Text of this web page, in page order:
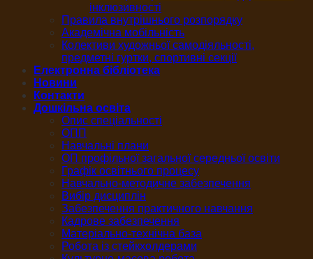
інклюзивності
Правила внутрішнього розпорядку
Академічна мобільність
Колективи художньої самодіяльності,
предметні гуртки, спортивні секції
Електронна бібліотека
Новини
Контакти
Дошкільна освіта
Опис спеціальності
ОПП
Навчальні плани
ОП профільної загальної середньої освіти
Графік освітнього процесу
Навчально-методичне забезпечення
Вибір дисциплін
Забезпечення практичного навчання
Кадрове забезпечення
Матеріально-технічна база
Робота із стейкхолдерами